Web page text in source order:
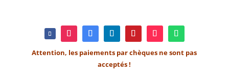
Attention, les paiements par chèques ne sont pas
acceptés !